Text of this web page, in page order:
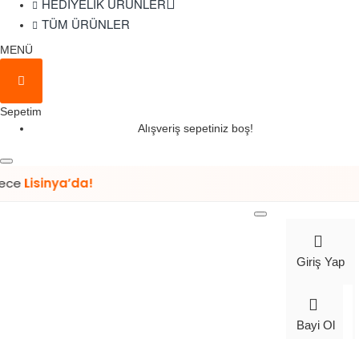
HEDIYELIK ÜRÜNLER
TÜM ÜRÜNLER
MENÜ
Sepetim
Alışveriş sepetiniz boş!
Giriş Yap
Bayi Ol